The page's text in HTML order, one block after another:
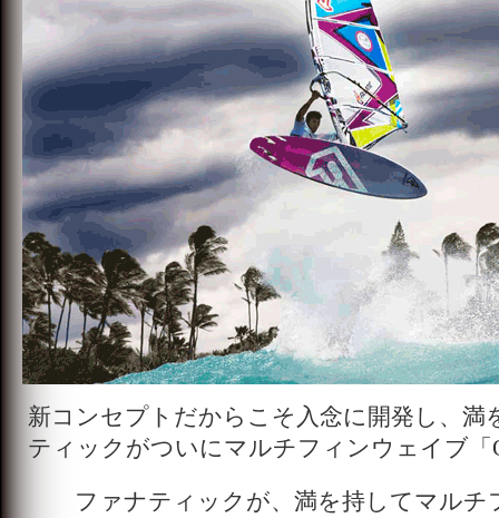
新コンセプトだからこそ入念に開発し、満
ティックがついにマルチフィンウェイブ「
ファナティックが、満を持してマルチ